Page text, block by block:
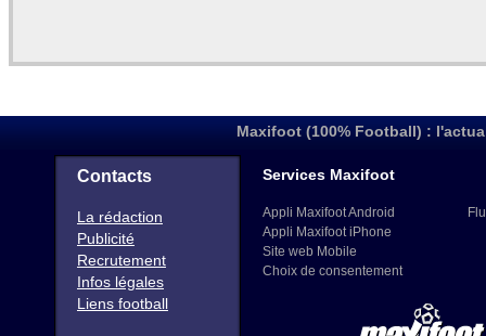
Maxifoot (100% Football) :
Contacts
La rédaction
Publicité
Recrutement
Infos légales
Liens football
Services Maxifoot
Appli Maxifoot Android
Appli Maxifoot iPhone
Site web Mobile
Choix de consentement